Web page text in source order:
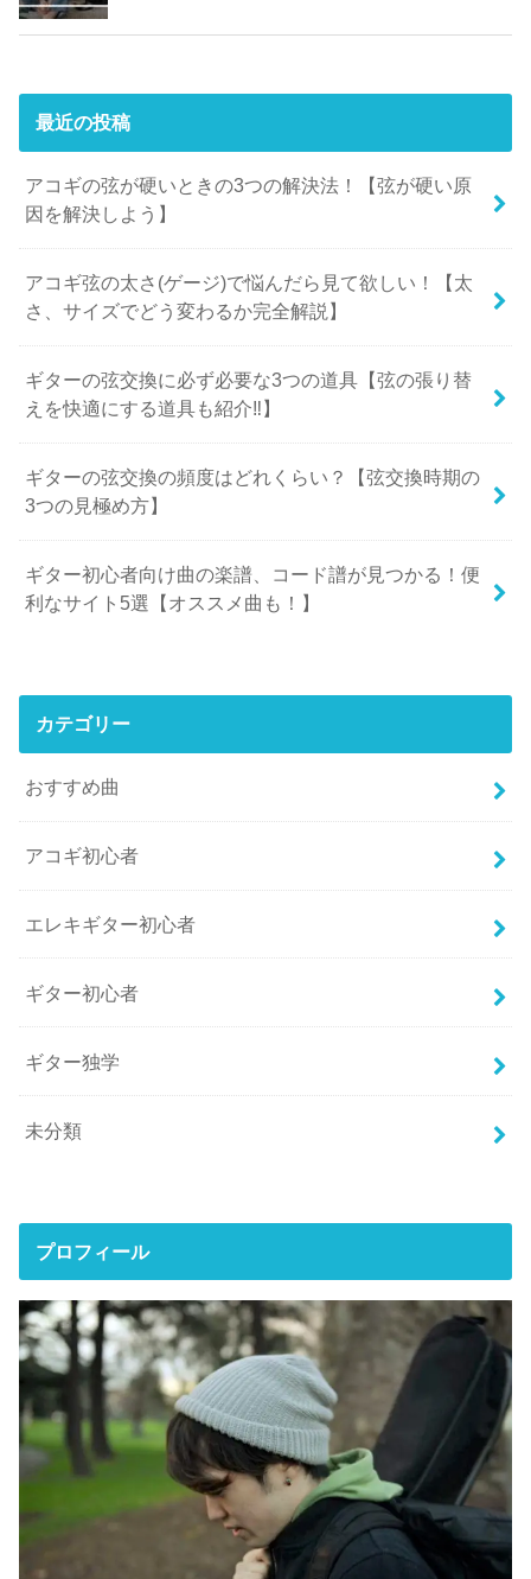
最近の投稿
アコギの弦が硬いときの3つの解決法！【弦が硬い原
因を解決しよう】
アコギ弦の太さ(ゲージ)で悩んだら見て欲しい！【太
さ、サイズでどう変わるか完全解説】
ギターの弦交換に必ず必要な3つの道具【弦の張り替
えを快適にする道具も紹介‼︎】
ギターの弦交換の頻度はどれくらい？【弦交換時期の
3つの見極め方】
ギター初心者向け曲の楽譜、コード譜が見つかる！便
利なサイト5選【オススメ曲も！】
カテゴリー
おすすめ曲
アコギ初心者
エレキギター初心者
ギター初心者
ギター独学
未分類
プロフィール